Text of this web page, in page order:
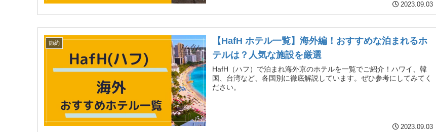
2023.09.03
節約
【HafH ホテル一覧】海外編！おすすめな泊まれるホ
テルは？人気な施設を厳選
HafH（ハフ）で泊まれ海外京のホテルを一覧でご紹介！ハワイ、韓
国、台湾など、各国別に徹底解説しています。ぜひ参考にしてみてく
ださい。
2023.09.03